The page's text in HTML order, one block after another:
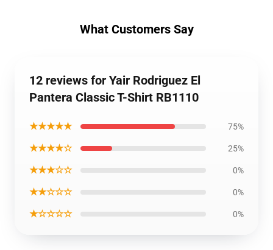
What Customers Say
12 reviews for Yair Rodriguez El
Pantera Classic T-Shirt RB1110
★★★★★ 75%
★★★★☆ 25%
★★★☆☆ 0%
★★☆☆☆ 0%
★☆☆☆☆ 0%